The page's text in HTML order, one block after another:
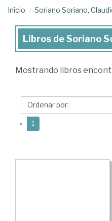
Inicio Soriano Soriano,
Libros
Soriano
Claudio
Libros de Soriano
Mostrando libros
« 1